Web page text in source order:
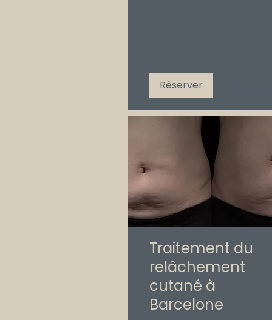
Réserver
Traitement du
relâchement
cutané à
Barcelone